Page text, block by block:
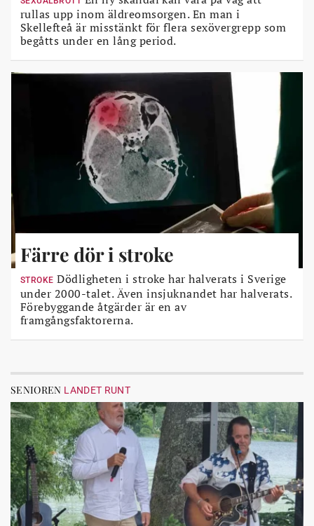
rullas upp inom äldreomsorgen. En man i
Skellefteå är misstänkt för flera sexövergrepp som
begåtts under en lång period.
Färre dör i stroke
STROKE Dödligheten i stroke har halverats i Sverige
under 2000-talet. Även insjuknandet har halverats.
Förebyggande åtgärder är en av
framgångsfaktorerna.
SENIOREN LANDET RUNT